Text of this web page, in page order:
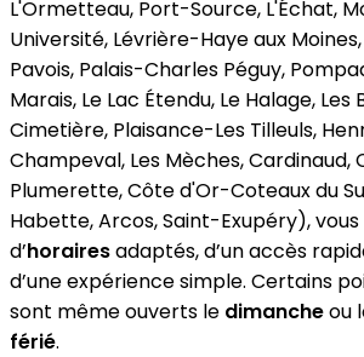
L'Ormetteau, Port-Source, L'Échat,
Université, Lévrière-Haye aux
Pavois, Palais-Charles Péguy,
Marais, Le Lac Étendu, Le Halage, Les
Cimetière, Plaisance-Les Tilleuls,
Champeval, Les Mèches, Cardinaud,
Plumerette, Côte d'Or-Coteaux du
Habette, Arcos, Saint-Exupéry),
d’horairesadaptés, d’un accès
d’une expérience simple. Certains
sont même ouverts le dimancheou
férié.